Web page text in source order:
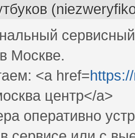
Москве.
<a href=
центр</a>
оперативно